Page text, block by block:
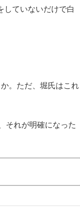
していないだけで白
。ただ、堀氏はこれ
それが明確になった